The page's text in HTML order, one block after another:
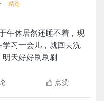
精选
午休居然还睡不着，现
习一会儿，就回去洗
天好好刷刷刷
点赞